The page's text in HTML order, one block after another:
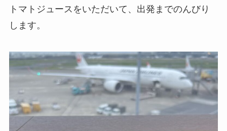
トマトジュースをいただいて、出発までのんびり
します。